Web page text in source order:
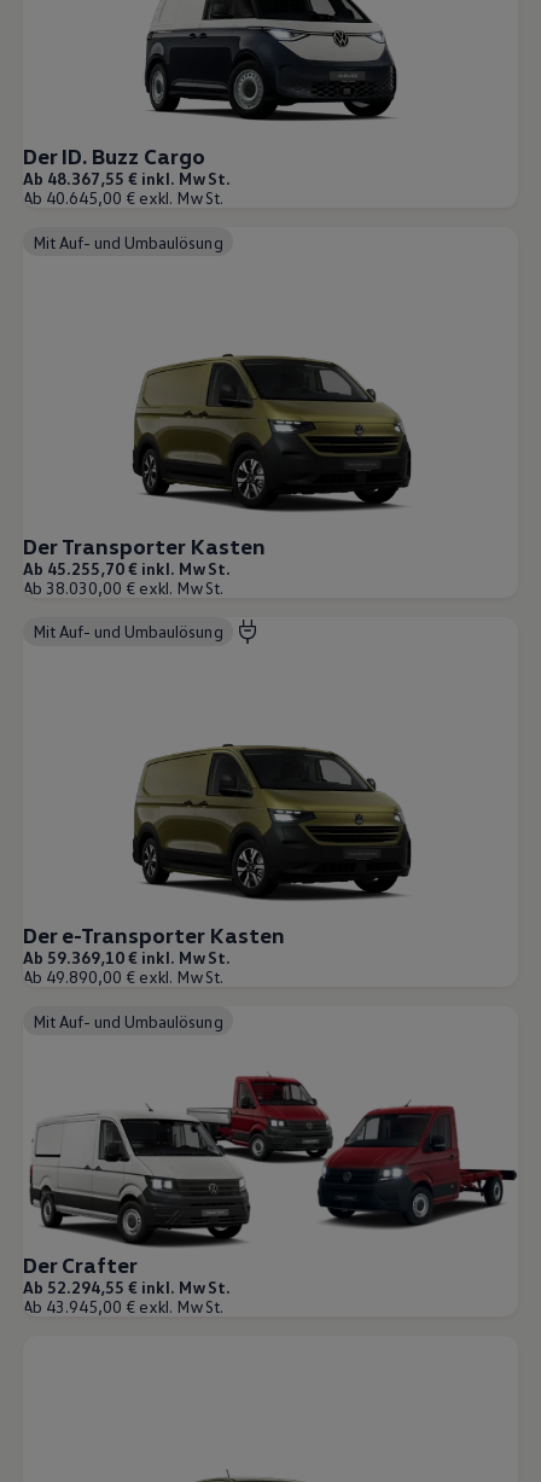
Der ID. Buzz Cargo
Ab 48.367,55 € inkl. MwSt.
Ab 40.645,00 € exkl. MwSt.
Mit Auf- und Umbaulösung
Der Transporter Kasten
Ab 45.255,70 € inkl. MwSt.
Ab 38.030,00 € exkl. MwSt.
Mit Auf- und Umbaulösung
Der e-Transporter Kasten
Ab 59.369,10 € inkl. MwSt.
Ab 49.890,00 € exkl. MwSt.
Mit Auf- und Umbaulösung
Der Crafter
Ab 52.294,55 € inkl. MwSt.
Ab 43.945,00 € exkl. MwSt.